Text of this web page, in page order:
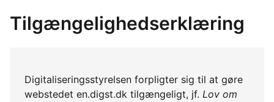
Tilgængelighedserklæring
Digitaliseringsstyrelsen forpligter sig til at gøre
webstedet en.digst.dk tilgængeligt, jf. Lov om